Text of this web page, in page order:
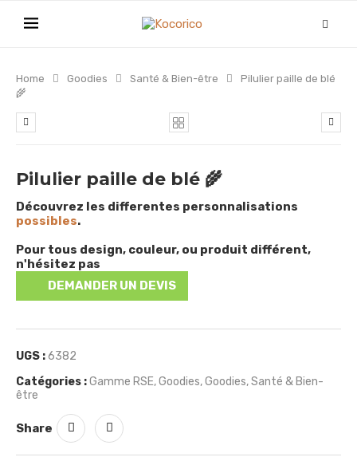
Home Goodies Santé & Bien-être
Pilulier paille de blé
🌾
Pilulier paille de blé 🌾
Découvrez les differentes personnalisations
possibles.
Pour tous design, couleur, ou produit différent,
n'hésitez pas
DEMANDER UN DEVIS
UGS :6382
Catégories :Gamme RSE,Goodies,Goodies,Santé & Bien-
être
Share